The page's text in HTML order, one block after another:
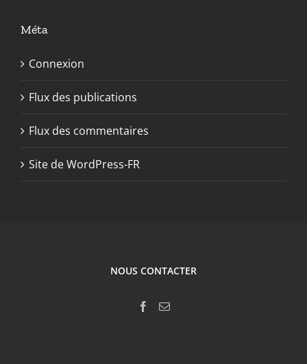
Méta
Connexion
Flux des publications
Flux des commentaires
Site de WordPress-FR
NOUS CONTACTER